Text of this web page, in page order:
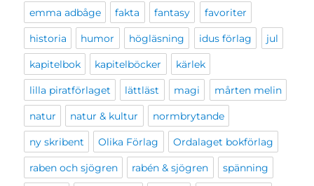
emma adbåge fakta fantasy favoriter
historia humor högläsning idus förlag jul
kapitelbok kapitelböcker kärlek
lilla piratförlaget lättläst magi mårten melin
natur natur & kultur normbrytande
ny skribent Olika Förlag Ordalaget bokförlag
raben och sjögren rabén & sjögren spänning